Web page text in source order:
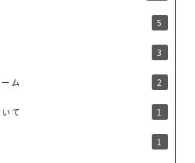
5
3
ム 2
て 1
1